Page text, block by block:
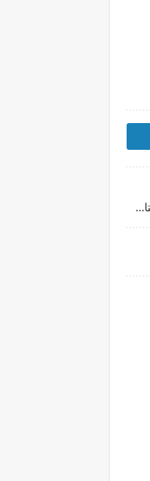
بث مباشر مشاهدة مباراة ليدز يونايتد ومانشستر يونايتد بتاريخ 20-02-2022 الدوري الانجليزي